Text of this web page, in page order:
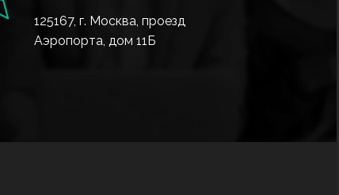
125167, г. Москва, проезд
Аэропорта, дом 11Б